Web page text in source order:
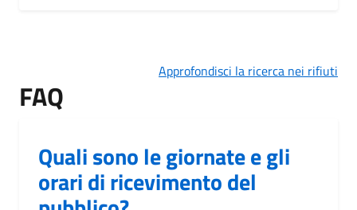
Approfondisci la ricerca nei rifiuti
FAQ
Quali sono le giornate e gli
orari di ricevimento del